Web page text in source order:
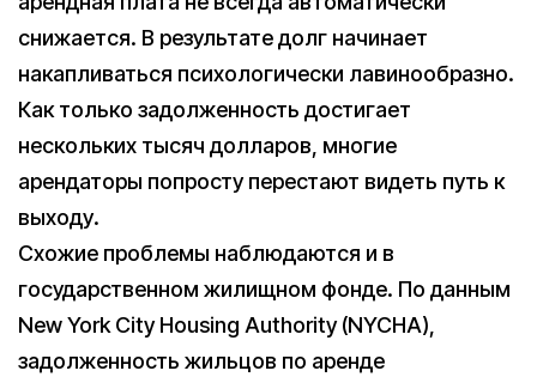
снижается. В результате долг начинает
накапливаться психологически лавинообразно.
Как только задолженность достигает
нескольких тысяч долларов, многие
арендаторы попросту перестают видеть путь к
выходу.
Схожие проблемы наблюдаются и в
государственном жилищном фонде. По данным
New York City Housing Authority (NYCHA),
задолженность жильцов по аренде